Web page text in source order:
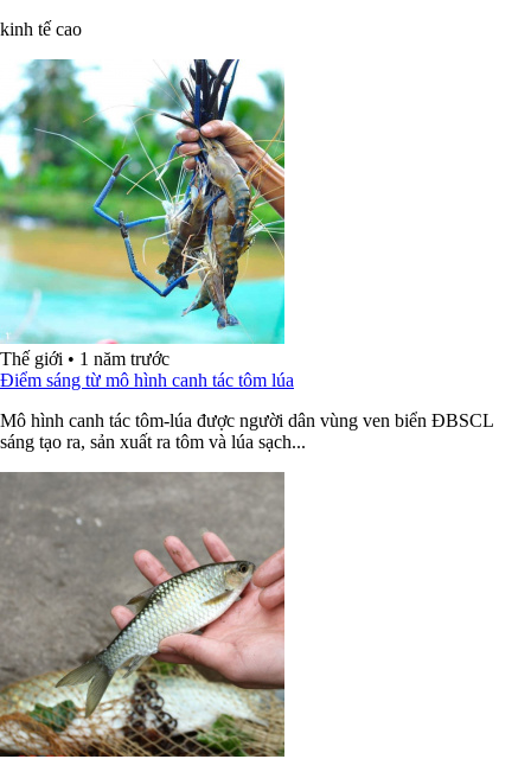
kinh tế cao
Thế giới • 1 năm trước
Điểm sáng từ mô hình canh tác tôm lúa
Mô hình canh tác tôm-lúa được người dân vùng ven biển ĐBSCL
sáng tạo ra, sản xuất ra tôm và lúa sạch...